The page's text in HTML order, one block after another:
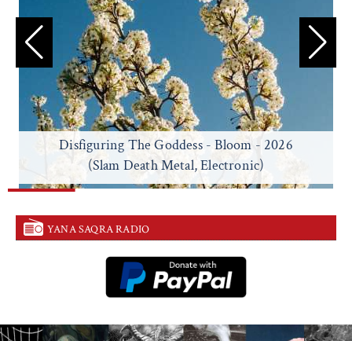
Disfiguring The Goddess - Bloom - 2026
(Slam Death Metal, Electronic)
YANA SAQRA RADIO